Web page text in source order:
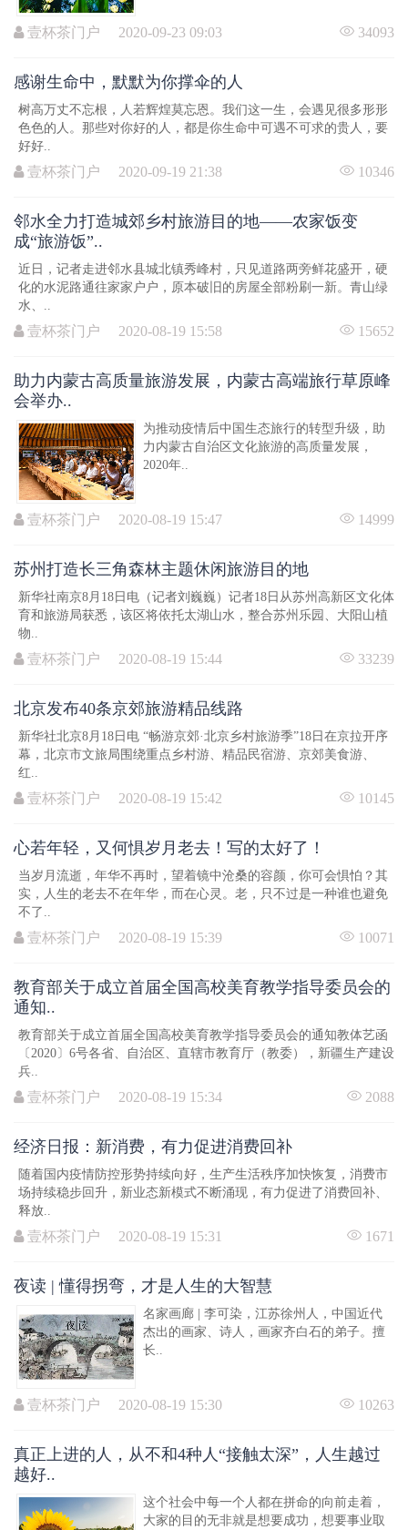
壹杯茶门户 2020-09-23 09:03 34093
感谢生命中，默默为你撑伞的人
树高万丈不忘根，人若辉煌莫忘恩。我们这一生，会遇见很多形形
色色的人。那些对你好的人，都是你生命中可遇不可求的贵人，要
好好..
壹杯茶门户 2020-09-19 21:38 10346
邻水全力打造城郊乡村旅游目的地——农家饭变
成“旅游饭”..
近日，记者走进邻水县城北镇秀峰村，只见道路两旁鲜花盛开，硬
化的水泥路通往家家户户，原本破旧的房屋全部粉刷一新。青山绿
水、..
壹杯茶门户 2020-08-19 15:58 15652
助力内蒙古高质量旅游发展，内蒙古高端旅行草原峰
会举办..
为推动疫情后中国生态旅行的转型升级，助
力内蒙古自治区文化旅游的高质量发展，
2020年..
壹杯茶门户 2020-08-19 15:47 14999
苏州打造长三角森林主题休闲旅游目的地
新华社南京8月18日电（记者刘巍巍）记者18日从苏州高新区文化体
育和旅游局获悉，该区将依托太湖山水，整合苏州乐园、大阳山植
物..
壹杯茶门户 2020-08-19 15:44 33239
北京发布40条京郊旅游精品线路
新华社北京8月18日电 “畅游京郊·北京乡村旅游季”18日在京拉开序
幕，北京市文旅局围绕重点乡村游、精品民宿游、京郊美食游、
红..
壹杯茶门户 2020-08-19 15:42 10145
心若年轻，又何惧岁月老去！写的太好了！
当岁月流逝，年华不再时，望着镜中沧桑的容颜，你可会惧怕？其
实，人生的老去不在年华，而在心灵。老，只不过是一种谁也避免
不了..
壹杯茶门户 2020-08-19 15:39 10071
教育部关于成立首届全国高校美育教学指导委员会的
通知..
教育部关于成立首届全国高校美育教学指导委员会的通知教体艺函
〔2020〕6号各省、自治区、直辖市教育厅（教委），新疆生产建设
兵..
壹杯茶门户 2020-08-19 15:34 2088
经济日报：新消费，有力促进消费回补
随着国内疫情防控形势持续向好，生产生活秩序加快恢复，消费市
场持续稳步回升，新业态新模式不断涌现，有力促进了消费回补、
释放..
壹杯茶门户 2020-08-19 15:31 1671
夜读 | 懂得拐弯，才是人生的大智慧
名家画廊 | 李可染，江苏徐州人，中国近代
杰出的画家、诗人，画家齐白石的弟子。擅
长..
壹杯茶门户 2020-08-19 15:30 10263
真正上进的人，从不和4种人“接触太深”，人生越过
越好..
这个社会中每一个人都在拼命的向前走着，
大家的目的无非就是想要成功，想要事业取